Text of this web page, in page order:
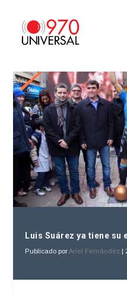
Luis Suárez ya tiene su
Publicado porAriel Fernández |